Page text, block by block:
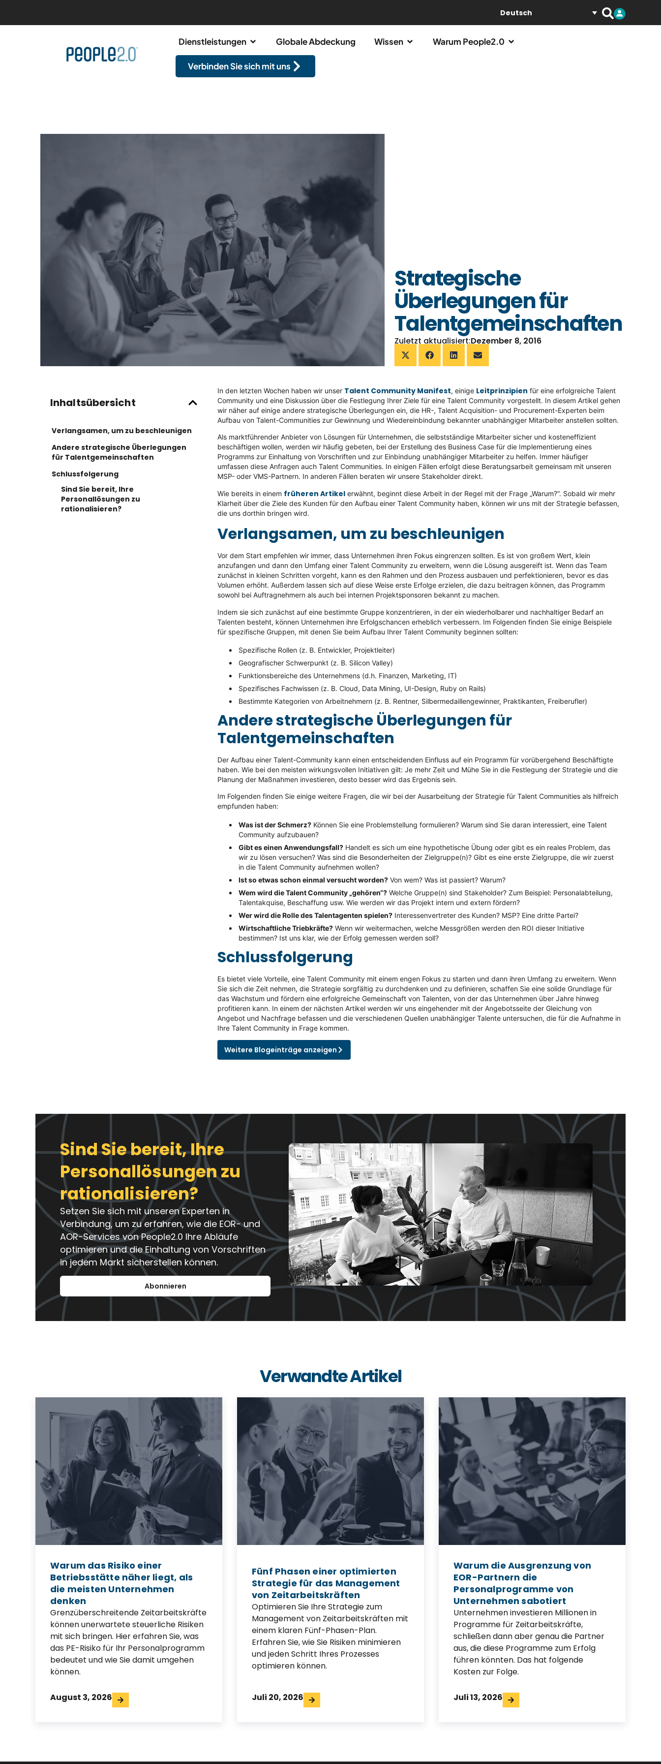
Deutsch
Dienstleistungen Globale Abdeckung Wissen Warum People2.0
Verbinden Sie sich mit uns
Strategische
Überlegungen für
Talentgemeinschaften
Zuletzt aktualisiert:Dezember 8, 2016
Inhaltsübersicht
Verlangsamen, um zu beschleunigen
Andere strategische Überlegungen
für Talentgemeinschaften
Schlussfolgerung
Sind Sie bereit, Ihre
Personallösungen zu
rationalisieren?
In den letzten Wochen haben wir unser Talent Community Manifest, einige Leitprinzipien für eine erfolgreiche Talent
Community und eine Diskussion über die Festlegung Ihrer Ziele für eine Talent Community vorgestellt. In diesem Artikel gehen
wir näher auf einige andere strategische Überlegungen ein, die HR-, Talent Acquisition- und Procurement-Experten beim
Aufbau von Talent-Communities zur Gewinnung und Wiedereinbindung bekannter unabhängiger Mitarbeiter anstellen sollten.
Als marktführender Anbieter von Lösungen für Unternehmen, die selbstständige Mitarbeiter sicher und kosteneffizient
beschäftigen wollen, werden wir häufig gebeten, bei der Erstellung des Business Case für die Implementierung eines
Programms zur Einhaltung von Vorschriften und zur Einbindung unabhängiger Mitarbeiter zu helfen. Immer häufiger
umfassen diese Anfragen auch Talent Communities. In einigen Fällen erfolgt diese Beratungsarbeit gemeinsam mit unseren
MSP- oder VMS-Partnern. In anderen Fällen beraten wir unsere Stakeholder direkt.
Wie bereits in einem früheren Artikel erwähnt, beginnt diese Arbeit in der Regel mit der Frage „Warum?“. Sobald wir mehr
Klarheit über die Ziele des Kunden für den Aufbau einer Talent Community haben, können wir uns mit der Strategie befassen,
die uns dorthin bringen wird.
Verlangsamen, um zu beschleunigen
Vor dem Start empfehlen wir immer, dass Unternehmen ihren Fokus eingrenzen sollten. Es ist von großem Wert, klein
anzufangen und dann den Umfang einer Talent Community zu erweitern, wenn die Lösung ausgereift ist. Wenn das Team
zunächst in kleinen Schritten vorgeht, kann es den Rahmen und den Prozess ausbauen und perfektionieren, bevor es das
Volumen erhöht. Außerdem lassen sich auf diese Weise erste Erfolge erzielen, die dazu beitragen können, das Programm
sowohl bei Auftragnehmern als auch bei internen Projektsponsoren bekannt zu machen.
Indem sie sich zunächst auf eine bestimmte Gruppe konzentrieren, in der ein wiederholbarer und nachhaltiger Bedarf an
Talenten besteht, können Unternehmen ihre Erfolgschancen erheblich verbessern. Im Folgenden finden Sie einige Beispiele
für spezifische Gruppen, mit denen Sie beim Aufbau Ihrer Talent Community beginnen sollten:
Spezifische Rollen (z. B. Entwickler, Projektleiter)
Geografischer Schwerpunkt (z. B. Silicon Valley)
Funktionsbereiche des Unternehmens (d.h. Finanzen, Marketing, IT)
Spezifisches Fachwissen (z. B. Cloud, Data Mining, UI-Design, Ruby on Rails)
Bestimmte Kategorien von Arbeitnehmern (z. B. Rentner, Silbermedaillengewinner, Praktikanten, Freiberufler)
Andere strategische Überlegungen für
Talentgemeinschaften
Der Aufbau einer Talent-Community kann einen entscheidenden Einfluss auf ein Programm für vorübergehend Beschäftigte
haben. Wie bei den meisten wirkungsvollen Initiativen gilt: Je mehr Zeit und Mühe Sie in die Festlegung der Strategie und die
Planung der Maßnahmen investieren, desto besser wird das Ergebnis sein.
Im Folgenden finden Sie einige weitere Fragen, die wir bei der Ausarbeitung der Strategie für Talent Communities als hilfreich
empfunden haben:
Was ist der Schmerz? Können Sie eine Problemstellung formulieren? Warum sind Sie daran interessiert, eine Talent
Community aufzubauen?
Gibt es einen Anwendungsfall? Handelt es sich um eine hypothetische Übung oder gibt es ein reales Problem, das
wir zu lösen versuchen? Was sind die Besonderheiten der Zielgruppe(n)? Gibt es eine erste Zielgruppe, die wir zuerst
in die Talent Community aufnehmen wollen?
Ist so etwas schon einmal versucht worden? Von wem? Was ist passiert? Warum?
Wem wird die Talent Community „gehören“? Welche Gruppe(n) sind Stakeholder? Zum Beispiel: Personalabteilung,
Talentakquise, Beschaffung usw. Wie werden wir das Projekt intern und extern fördern?
Wer wird die Rolle des Talentagenten spielen? Interessenvertreter des Kunden? MSP? Eine dritte Partei?
Wirtschaftliche Triebkräfte? Wenn wir weitermachen, welche Messgrößen werden den ROI dieser Initiative
bestimmen? Ist uns klar, wie der Erfolg gemessen werden soll?
Schlussfolgerung
Es bietet viele Vorteile, eine Talent Community mit einem engen Fokus zu starten und dann ihren Umfang zu erweitern. Wenn
Sie sich die Zeit nehmen, die Strategie sorgfältig zu durchdenken und zu definieren, schaffen Sie eine solide Grundlage für
das Wachstum und fördern eine erfolgreiche Gemeinschaft von Talenten, von der das Unternehmen über Jahre hinweg
profitieren kann. In einem der nächsten Artikel werden wir uns eingehender mit der Angebotsseite der Gleichung von
Angebot und Nachfrage befassen und die verschiedenen Quellen unabhängiger Talente untersuchen, die für die Aufnahme in
Ihre Talent Community in Frage kommen.
Weitere Blogeinträge anzeigen
Sind Sie bereit, Ihre
Personallösungen zu
rationalisieren?
Setzen Sie sich mit unseren Experten in
Verbindung, um zu erfahren, wie die EOR- und
AOR-Services von People2.0 Ihre Abläufe
optimieren und die Einhaltung von Vorschriften
in jedem Markt sicherstellen können.
Abonnieren
Verwandte Artikel
Warum das Risiko einer
Betriebsstätte näher liegt, als
die meisten Unternehmen
denken
Grenzüberschreitende Zeitarbeitskräfte
können unerwartete steuerliche Risiken
mit sich bringen. Hier erfahren Sie, was
das PE-Risiko für Ihr Personalprogramm
bedeutet und wie Sie damit umgehen
können.
August 3, 2026
Fünf Phasen einer optimierten
Strategie für das Management
von Zeitarbeitskräften
Optimieren Sie Ihre Strategie zum
Management von Zeitarbeitskräften mit
einem klaren Fünf-Phasen-Plan.
Erfahren Sie, wie Sie Risiken minimieren
und jeden Schritt Ihres Prozesses
optimieren können.
Juli 20, 2026
Warum die Ausgrenzung von
EOR-Partnern die
Personalprogramme von
Unternehmen sabotiert
Unternehmen investieren Millionen in
Programme für Zeitarbeitskräfte,
schließen dann aber genau die Partner
aus, die diese Programme zum Erfolg
führen könnten. Das hat folgende
Kosten zur Folge.
Juli 13, 2026